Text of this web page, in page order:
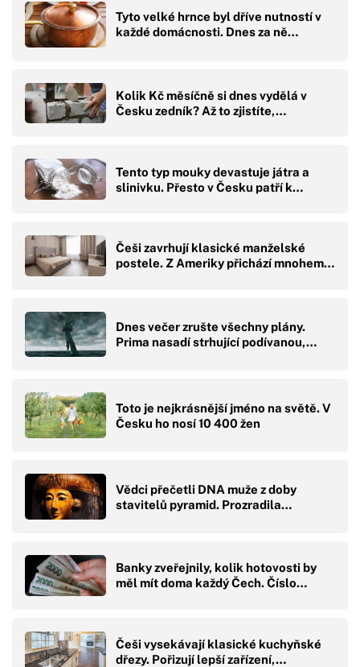
Tyto velké hrnce byl dříve nutností v
každé domácnosti. Dnes za ně…
Kolik Kč měsíčně si dnes vydělá v
Česku zedník? Až to zjistíte,…
Tento typ mouky devastuje játra a
slinivku. Přesto v Česku patří k…
Češi zavrhují klasické manželské
postele. Z Ameriky přichází mnohem…
Dnes večer zrušte všechny plány.
Prima nasadí strhující podívanou,…
Toto je nejkrásnější jméno na světě. V
Česku ho nosí 10 400 žen
Vědci přečetli DNA muže z doby
stavitelů pyramid. Prozradila…
Banky zveřejnily, kolik hotovosti by
měl mít doma každý Čech. Číslo…
Češi vysekávají klasické kuchyňské
dřezy. Pořizují lepší zařízení,…